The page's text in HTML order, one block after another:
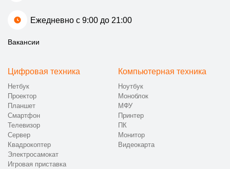
Ежедневно с 9:00 до 21:00
Вакансии
Цифровая техника
Нетбук
Проектор
Планшет
Смартфон
Телевизор
Сервер
Квадрокоптер
Электросамокат
Игровая приставка
Компьютерная техника
Ноутбук
Моноблок
МФУ
Принтер
ПК
Монитор
Видеокарта